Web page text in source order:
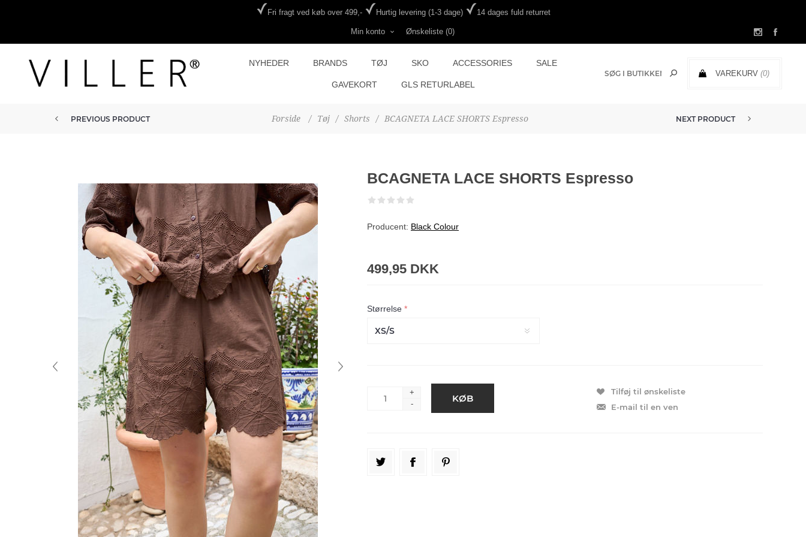
Fri fragt ved køb over 499,- Hurtig levering (1-3 dage) 14 dages fuld returret
Min konto Ønskeliste (0)
VAREKURV (0)
NYHEDER BRANDS TØJ SKO ACCESSORIES SALE
GAVEKORT GLS RETURLABEL
Forside / Tøj / Shorts / BCAGNETA LACE SHORTS Espresso
PREVIOUS PRODUCT NEXT PRODUCT
BCAGNETA LACE SHORTS Espresso
Producent: Black Colour
499,95 DKK
Størrelse *
+
-